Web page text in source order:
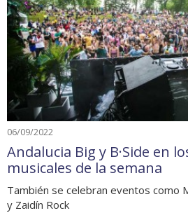
06/09/2022
Andalucia Big y B·Side en
musicales de la semana
También se celebran eventos como
y Zaidín Rock